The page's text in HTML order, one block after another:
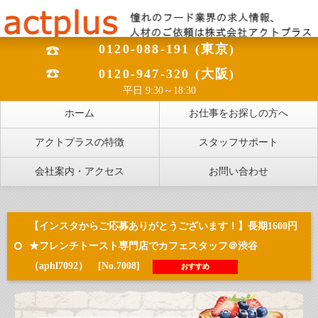
0120-088-191 (東京)
0120-947-320 (大阪)
平日 9:30～18:30
ホーム お仕事をお探しの方へ
アクトプラスの特徴 スタッフサポート
会社案内・アクセス お問い合わせ
【インスタからご応募ありがとうございます！】長期1600円
★フレンチトースト専門店でカフェスタッフ＠渋谷
（aphl7092） [No.7008]
おすすめ